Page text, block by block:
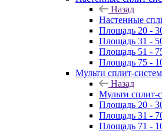
Назад
Настенные
Площадь 20 -
Площадь 31 -
Площадь 51 -
Площадь 75 -
Мульти сплит-
Назад
Мульти сплит-
Площадь 20 -
Площадь 31 -
Площадь 71 -